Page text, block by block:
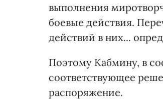
выполнения
боевые действия.
действий в них...
Поэтому Кабмину, в
соответствующее
распоряжение.